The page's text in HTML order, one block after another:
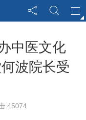
中医文化
波院长受
:45074